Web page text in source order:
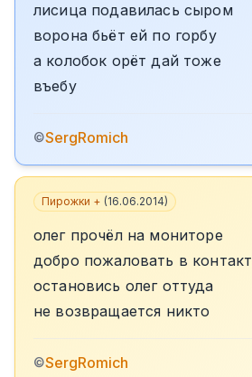
лисица подавилась сыром
ворона бьёт ей по горбу
а колобок орёт дай тоже
въебу
©SergRomich
Пирожки + (16.06.2014)
олег прочёл на мониторе
добро пожаловать в контакт
остановись олег оттуда
не возвращается никто
©SergRomich